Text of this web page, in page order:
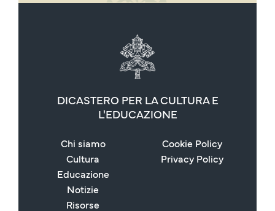
DICASTERO PER LA CULTURA E
L'EDUCAZIONE
Chi siamo
Cultura
Educazione
Notizie
Risorse
Cookie Policy
Privacy Policy